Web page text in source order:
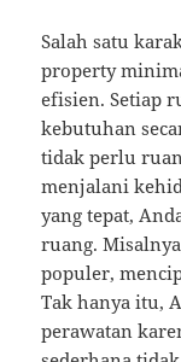
Salah satu
property
efisien. Setiap
kebutuhan
tidak perlu
menjalani
yang tepat,
ruang.
populer,
Tak hanya itu,
perawatan